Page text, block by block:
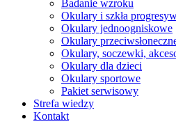
Badanie wzroku
Okulary i szkła
Okulary jednoogniskowe
Okulary
Okulary, soczewki,
Okulary dla dzieci
Okulary sportowe
Pakiet serwisowy
Strefa wiedzy
Kontakt